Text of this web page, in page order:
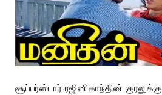
சூப்பர்ஸ்டார் ரஜினிகாந்தின்